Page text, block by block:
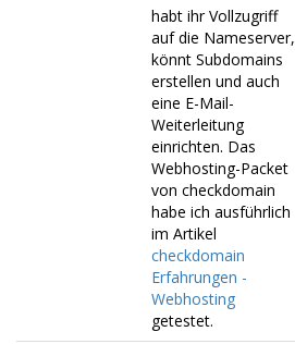
habt ihr Vollzugriff
auf die Nameserver,
könnt Subdomains
erstellen und auch
eine E-Mail-
Weiterleitung
einrichten. Das
Webhosting-Packet
von checkdomain
habe ich ausführlich
im Artikel
checkdomain
Erfahrungen -
Webhosting
getestet.